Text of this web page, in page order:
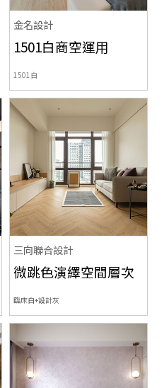
金名設計
1501白商空運用
1501白
三向聯合設計
微跳色演繹空間層次
臨床白+設計灰